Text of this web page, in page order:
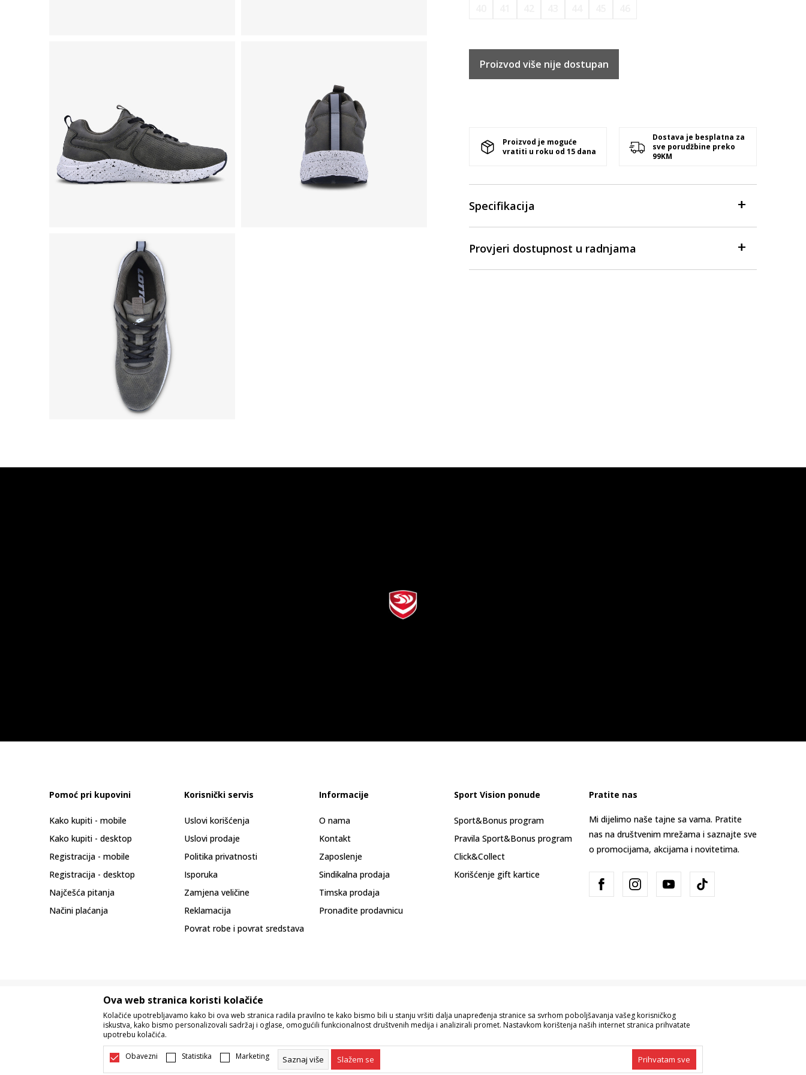
Proizvod više nije dostupan
Proizvod je moguće
vratiti u roku od 15 dana
Dostava je besplatna za
sve porudžbine preko
99KM
Specifikacija
Provjeri dostupnost u radnjama
Pomoć pri kupovini
Kako kupiti - mobile
Kako kupiti - desktop
Registracija - mobile
Registracija - desktop
Najčešća pitanja
Načini plaćanja
Korisnički servis
Uslovi korišćenja
Uslovi prodaje
Politika privatnosti
Isporuka
Zamjena veličine
Reklamacija
Povrat robe i povrat sredstava
Informacije
O nama
Kontakt
Zaposlenje
Sindikalna prodaja
Timska prodaja
Pronađite prodavnicu
Sport Vision ponude
Sport&Bonus program
Pravila Sport&Bonus program
Click&Collect
Korišćenje gift kartice
Pratite nas
Mi dijelimo naše tajne sa vama. Pratite
nas na društvenim mrežama i saznajte sve
o promocijama, akcijama i novitetima.
Nastojimo da budemo što precizniji u opisu proizvoda, prikazu slika i samih cijena, ali ne možemo garantovati da su sve informacije kompletne i bez grešaka.
Svi artikli prikazani na sajtu su dio naše ponude i ne podrazumijeva da su dostupni u svakom trenutku. Raspoloživost robe možete provjeriti pozivom na broj
Ova web stranica koristi kolačiće
Kolačiće upotrebljavamo kako bi ova web stranica radila pravilno te kako bismo bili u stanju vršiti dalja unapređenja stranice sa svrhom poboljšavanja vašeg korisničkog
iskustva, kako bismo personalizovali sadržaj i oglase, omogućili funkcionalnost društvenih medija i analizirali promet. Nastavkom korištenja naših internet stranica prihvatate
upotrebu kolačića.
Obavezni Statistika Marketing Saznaj više Slažem se Prihvatam sve